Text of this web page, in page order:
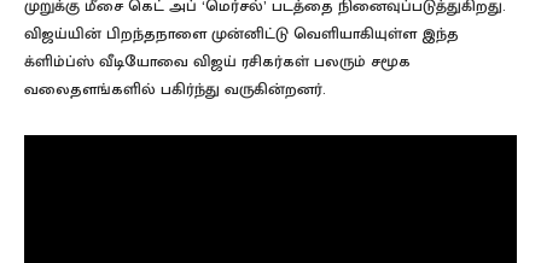
முறுக்கு மீசை கெட் அப் ‘மெர்சல்’ படத்தை நினைவுப்படுத்துகிறது.
விஜய்யின் பிறந்தநாளை முன்னிட்டு வெளியாகியுள்ள இந்த
க்ளிம்ப்ஸ் வீடியோவை விஜய் ரசிகர்கள் பலரும் சமூக
வலைதளங்களில் பகிர்ந்து வருகின்றனர்.